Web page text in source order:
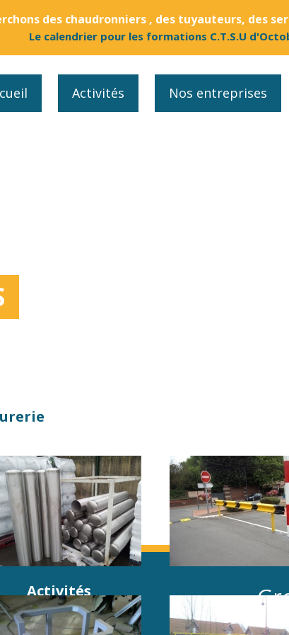
des chaudronniers , des tuyauteurs, des
Le calendrier pour les formations C.T.S.U
Activités Nos entreprises
Activités
Chaudronnerie